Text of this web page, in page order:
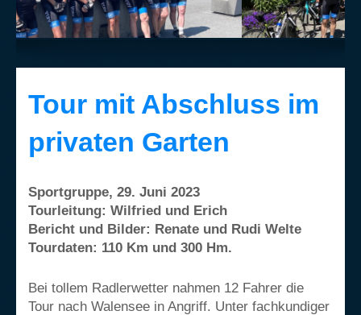
Tour mit Abschluss im
privaten Garten
Sportgruppe, 29. Juni 2023
Tourleitung: Wilfried und Erich
Bericht und Bilder: Renate und Rudi Welte
Tourdaten: 110 Km und 300 Hm.
Bei tollem Radlerwetter nahmen 12 Fahrer die
Tour nach Walensee in Angriff. Unter fachkundiger